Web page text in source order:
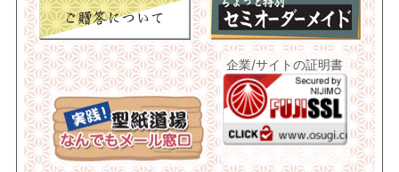
企業/サイトの証明書